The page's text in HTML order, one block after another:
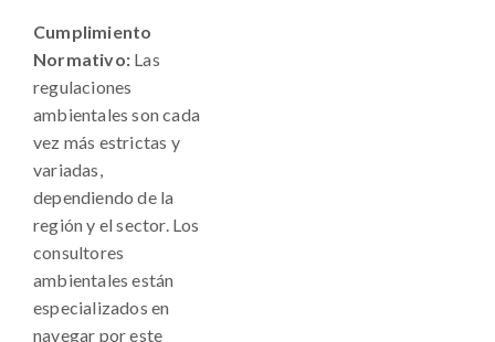
Cumplimiento
Normativo: Las
regulaciones
ambientales son cada
vez más estrictas y
variadas,
dependiendo de la
región y el sector. Los
consultores
ambientales están
especializados en
navegar por este